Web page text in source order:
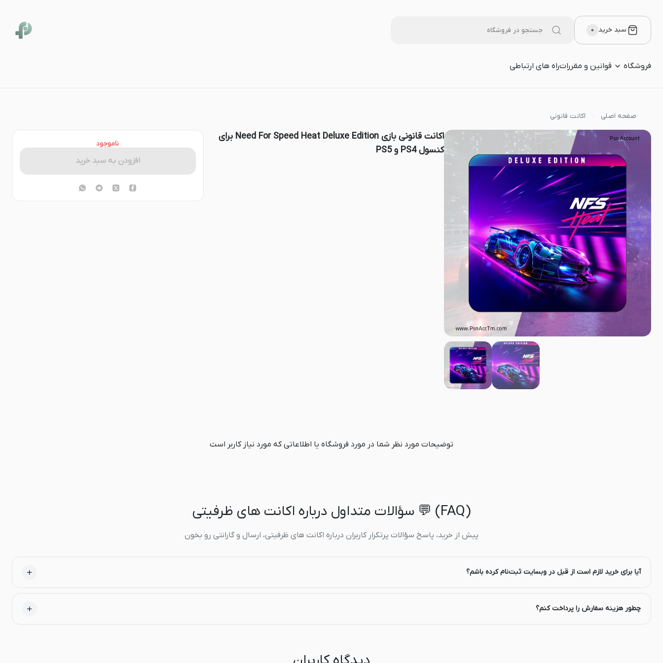
سبد خرید ۰
فروشگاه قوانین و مقرراتراه های ارتباطی
صفحه اصلی اکانت قانونی
اکانت قانونی بازی Need For Speed Heat Deluxe Edition برای
کنسول PS4 و PS5
ناموجود
افزودن به سبد خرید
توضیحات مورد نظر شما در مورد فروشگاه یا اطلاعاتی که مورد نیاز کاربر است
(FAQ) 💬 سؤالات متداول درباره اکانت های ظرفیتی
پیش از خرید، پاسخ سؤالات پرتکرار کاربران درباره اکانت های ظرفیتی، ارسال و گارانتی رو بخون
آیا برای خرید لازم است از قبل در وبسایت ثبت‌نام کرده باشم؟
چطور هزینه سفارش را پرداخت کنم؟